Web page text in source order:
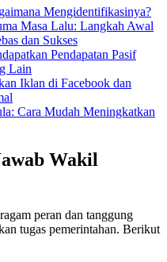
Mengidentifikasinya?
Masa Lalu: Langkah Awal
dan Sukses
Pendapatan Pasif
Lain
Iklan di Facebook dan
Cara Mudah Meningkatkan
Wakil
peran dan tanggung
tugas pemerintahan. Berikut